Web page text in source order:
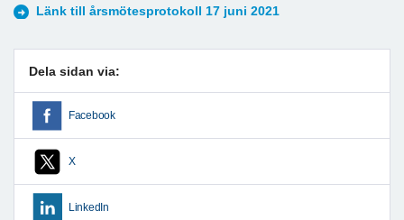
Länk till årsmötesprotokoll 17 juni 2021
Dela sidan via:
Facebook
X
LinkedIn